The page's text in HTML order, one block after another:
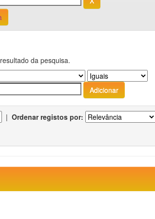
da pesquisa.
| Ordenar registos por: